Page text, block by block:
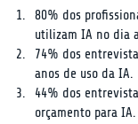
80% dos
utilizam IA no dia
74% dos
anos de uso da IA.
44% dos
orçamento para IA.